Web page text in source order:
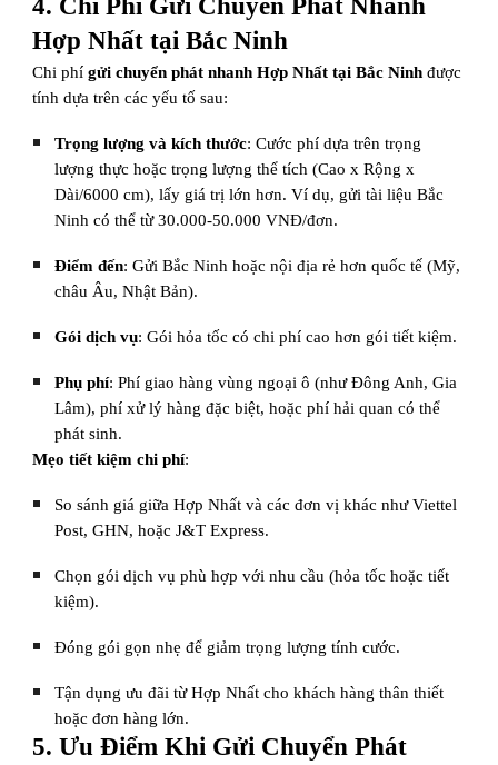
4. Chi Phí Gửi Chuyển Phát Nhanh
Hợp Nhất tại Bắc Ninh
Chi phígửi chuyển phát nhanh Hợp Nhất tại Bắc Ninh được
tính dựa trên các yếu tố sau:
Trọng lượng và kích thước: Cước phí dựa trên trọng
lượng thực hoặc trọng lượng thể tích (Cao x Rộng x
Dài/6000 cm), lấy giá trị lớn hơn. Ví dụ, gửi tài liệu Bắc
Ninh có thể từ 30.000-50.000 VNĐ/đơn.
Điểm đến: Gửi Bắc Ninh hoặc nội địa rẻ hơn quốc tế (Mỹ,
châu Âu, Nhật Bản).
Gói dịch vụ: Gói hỏa tốc có chi phí cao hơn gói tiết kiệm.
Phụ phí: Phí giao hàng vùng ngoại ô (như Đông Anh, Gia
Lâm), phí xử lý hàng đặc biệt, hoặc phí hải quan có thể
phát sinh.
Mẹo tiết kiệm chi phí:
So sánh giá giữa Hợp Nhất và các đơn vị khác như Viettel
Post, GHN, hoặc J&T Express.
Chọn gói dịch vụ phù hợp với nhu cầu (hỏa tốc hoặc tiết
kiệm).
Đóng gói gọn nhẹ để giảm trọng lượng tính cước.
Tận dụng ưu đãi từ Hợp Nhất cho khách hàng thân thiết
hoặc đơn hàng lớn.
5. Ưu Điểm Khi Gửi Chuyển Phát